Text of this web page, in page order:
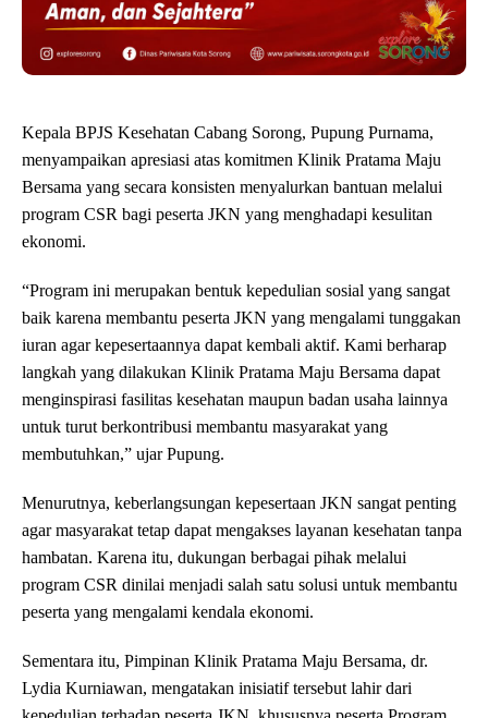
Kepala BPJS Kesehatan Cabang Sorong, Pupung Purnama,
menyampaikan apresiasi atas komitmen Klinik Pratama Maju
Bersama yang secara konsisten menyalurkan bantuan melalui
program CSR bagi peserta JKN yang menghadapi kesulitan
ekonomi.
“Program ini merupakan bentuk kepedulian sosial yang sangat
baik karena membantu peserta JKN yang mengalami tunggakan
iuran agar kepesertaannya dapat kembali aktif. Kami berharap
langkah yang dilakukan Klinik Pratama Maju Bersama dapat
menginspirasi fasilitas kesehatan maupun badan usaha lainnya
untuk turut berkontribusi membantu masyarakat yang
membutuhkan,” ujar Pupung.
Menurutnya, keberlangsungan kepesertaan JKN sangat penting
agar masyarakat tetap dapat mengakses layanan kesehatan tanpa
hambatan. Karena itu, dukungan berbagai pihak melalui
program CSR dinilai menjadi salah satu solusi untuk membantu
peserta yang mengalami kendala ekonomi.
Sementara itu, Pimpinan Klinik Pratama Maju Bersama, dr.
Lydia Kurniawan, mengatakan inisiatif tersebut lahir dari